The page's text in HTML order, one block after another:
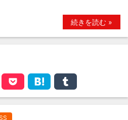
続きを読む »